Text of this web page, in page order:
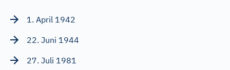
1. April 1942
22. Juni 1944
27. Juli 1981